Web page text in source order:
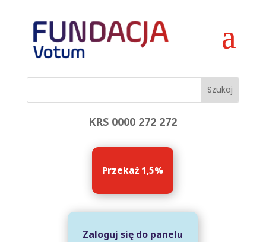
KRS 0000 272 272
Przekaż 1,5%
Zaloguj się do panelu